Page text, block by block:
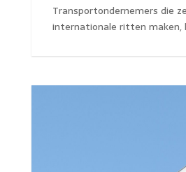
Transportondernemers die
internationale ritten maken,